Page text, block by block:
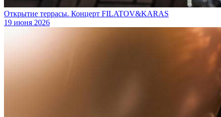
Открытие террасы. Концерт FILATOV&KARAS
19 июня 2026